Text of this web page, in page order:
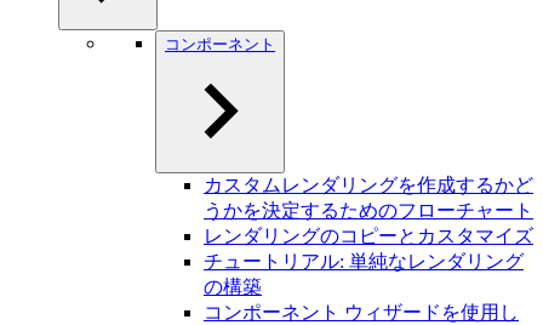
コンポーネント
カスタムレンダリングを作成するかど
うかを決定するためのフローチャート
レンダリングのコピーとカスタマイズ
チュートリアル: 単純なレンダリング
の構築
コンポーネント ウィザードを使用し